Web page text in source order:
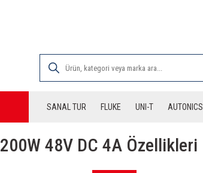
SANAL TUR FLUKE UNI-T AUTONICS
200W 48V DC 4A Özellikleri